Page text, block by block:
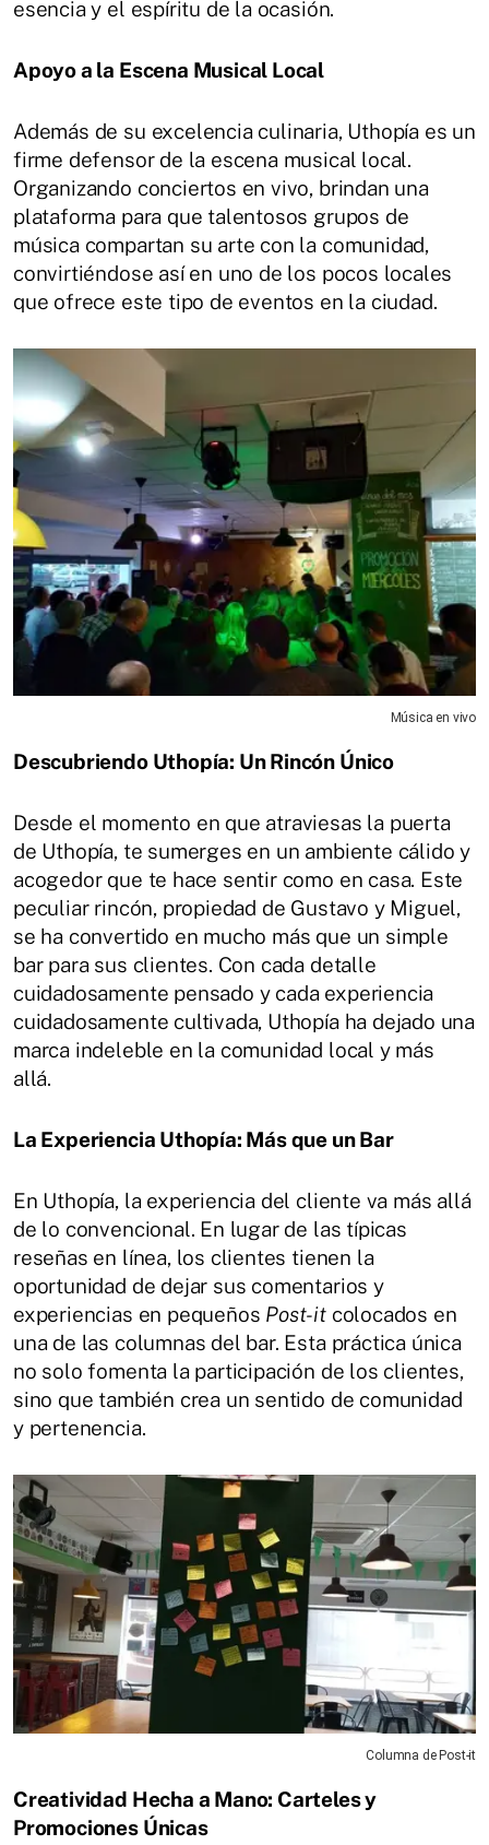
esencia y el espíritu de la ocasión.
Apoyo a la Escena Musical Local
Además de su excelencia culinaria, Uthopía es un
firme defensor de la escena musical local.
Organizando conciertos en vivo, brindan una
plataforma para que talentosos grupos de
música compartan su arte con la comunidad,
convirtiéndose así en uno de los pocos locales
que ofrece este tipo de eventos en la ciudad.
Música en vivo
Descubriendo Uthopía: Un Rincón Único
Desde el momento en que atraviesas la puerta
de Uthopía, te sumerges en un ambiente cálido y
acogedor que te hace sentir como en casa. Este
peculiar rincón, propiedad de Gustavo y Miguel,
se ha convertido en mucho más que un simple
bar para sus clientes. Con cada detalle
cuidadosamente pensado y cada experiencia
cuidadosamente cultivada, Uthopía ha dejado una
marca indeleble en la comunidad local y más
allá.
La Experiencia Uthopía: Más que un Bar
En Uthopía, la experiencia del cliente va más allá
de lo convencional. En lugar de las típicas
reseñas en línea, los clientes tienen la
oportunidad de dejar sus comentarios y
experiencias en pequeños Post-itcolocados en
una de las columnas del bar. Esta práctica única
no solo fomenta la participación de los clientes,
sino que también crea un sentido de comunidad
y pertenencia.
Columna de Post-it
Creatividad Hecha a Mano: Carteles y
Promociones Únicas